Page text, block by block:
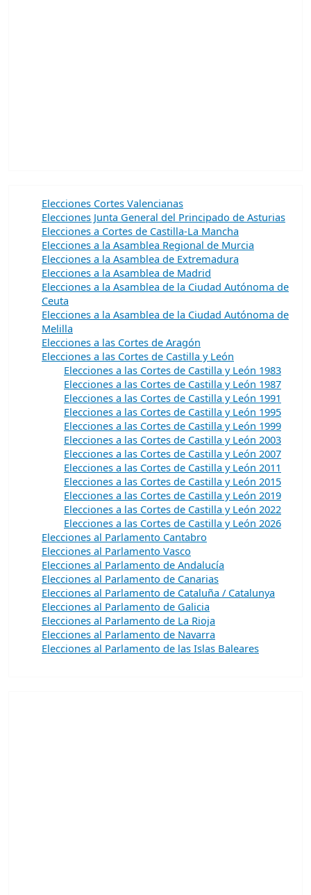
Elecciones Cortes Valencianas
Elecciones Junta General del Principado de Asturias
Elecciones a Cortes de Castilla-La Mancha
Elecciones a la Asamblea Regional de Murcia
Elecciones a la Asamblea de Extremadura
Elecciones a la Asamblea de Madrid
Elecciones a la Asamblea de la Ciudad Autónoma de
Ceuta
Elecciones a la Asamblea de la Ciudad Autónoma de
Melilla
Elecciones a las Cortes de Aragón
Elecciones a las Cortes de Castilla y León
Elecciones a las Cortes de Castilla y León 1983
Elecciones a las Cortes de Castilla y León 1987
Elecciones a las Cortes de Castilla y León 1991
Elecciones a las Cortes de Castilla y León 1995
Elecciones a las Cortes de Castilla y León 1999
Elecciones a las Cortes de Castilla y León 2003
Elecciones a las Cortes de Castilla y León 2007
Elecciones a las Cortes de Castilla y León 2011
Elecciones a las Cortes de Castilla y León 2015
Elecciones a las Cortes de Castilla y León 2019
Elecciones a las Cortes de Castilla y León 2022
Elecciones a las Cortes de Castilla y León 2026
Elecciones al Parlamento Cantabro
Elecciones al Parlamento Vasco
Elecciones al Parlamento de Andalucía
Elecciones al Parlamento de Canarias
Elecciones al Parlamento de Cataluña / Catalunya
Elecciones al Parlamento de Galicia
Elecciones al Parlamento de La Rioja
Elecciones al Parlamento de Navarra
Elecciones al Parlamento de las Islas Baleares